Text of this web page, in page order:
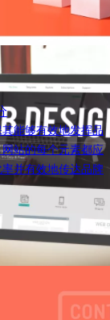
能够有效地发挥品
站的每个元素都应
并有效地传达品牌